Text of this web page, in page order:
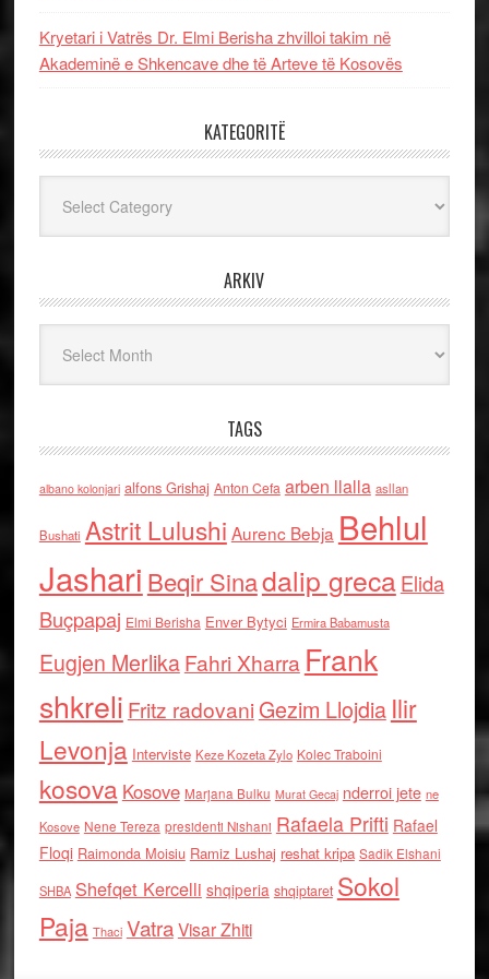
Kryetari i Vatrës Dr. Elmi Berisha zhvilloi takim në
Akademinë e Shkencave dhe të Arteve të Kosovës
KATEGORITË
ARKIV
TAGS
albano kolonjari alfons Grishaj Anton Cefa arben llalla asllan
Bushati Astrit Lulushi Aurenc Bebja Behlul
Jashari Beqir Sinadalip grecaElida
Buçpapaj Elmi Berisha Enver Bytyci Ermira Babamusta
Eugjen MerlikaFahri Xharra Frank
shkreli Fritz radovaniGezim Llojdia Ilir
Levonja Interviste Keze Kozeta Zylo Kolec Traboini
kosova Kosove Marjana Bulku Murat Gecaj nderroi jete ne
Kosove Nene Tereza presidenti Nishani Rafaela Prifti Rafael
Floqi Raimonda Moisiu Ramiz Lushaj reshat kripa Sadik Elshani
SHBA Shefqet Kercelli shqiperia shqiptaret Sokol
Paja Thaci VatraVisar Zhiti